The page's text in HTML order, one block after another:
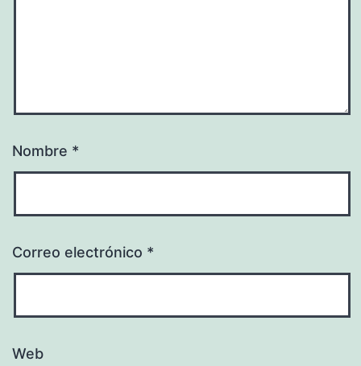
Nombre *
Correo electrónico *
Web